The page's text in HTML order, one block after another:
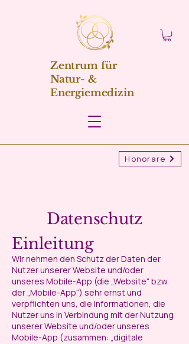
Zentrum für
Natur- &
Energiemedizin
Honorare
Datenschutz
Einleitung
Wir nehmen den Schutz der Daten der
Nutzer unserer Website und/oder
unseres Mobile-App (die „Website“ bzw.
der „Mobile-App“) sehr ernst und
verpflichten uns, die Informationen, die
Nutzer uns in Verbindung mit der Nutzung
unserer Website und/oder unseres
Mobile-App (zusammen: „digitale